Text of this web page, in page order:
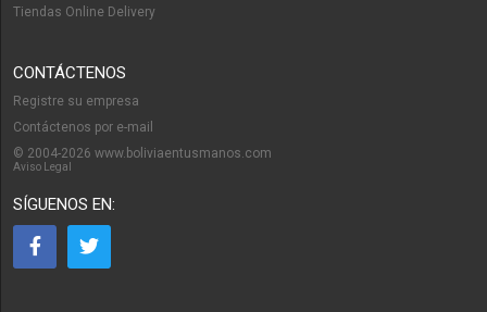
Tiendas Online Delivery
CONTÁCTENOS
Registre su empresa
Contáctenos por e-mail
© 2004-2026 www.boliviaentusmanos.com
Aviso Legal
SÍGUENOS EN: